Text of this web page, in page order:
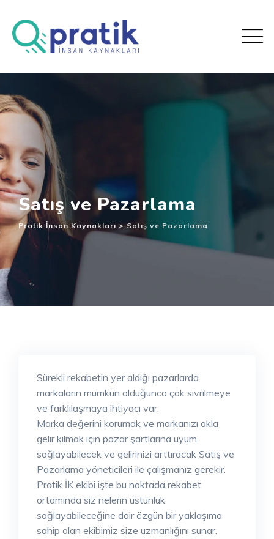
Satış ve Pazarlama
Pratik İnsan Kaynakları >Satış ve Pazarlama
Sürekli rekabetin yer aldığı pazarlarda
markaların mümkün olduğunca çok sivrilmeye
ve farklılaşmaya ihtiyacı var.
Marka değerini korumak ve markanızı akla
gelir kılmak için pazar şartlarına uyum
sağlayabilecek ve gelirinizi arttıracak Satış ve
Pazarlama yöneticileri ile çalışmanız gerekir.
Pratik İK ekibi işte bu noktada rekabet
ortamında siz nelerin üstünlük
sağlayabileceğine dair özgün bir yaklaşıma
sahip olan ekibimiz size uzmanlığını sunar.